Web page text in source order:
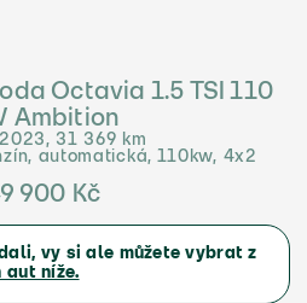
Octavia 1.5 TSI 110
Ambition
31 369 km
automatická, 110kw, 4x2
900 Kč
vy si ale můžete vybrat z
aut níže.